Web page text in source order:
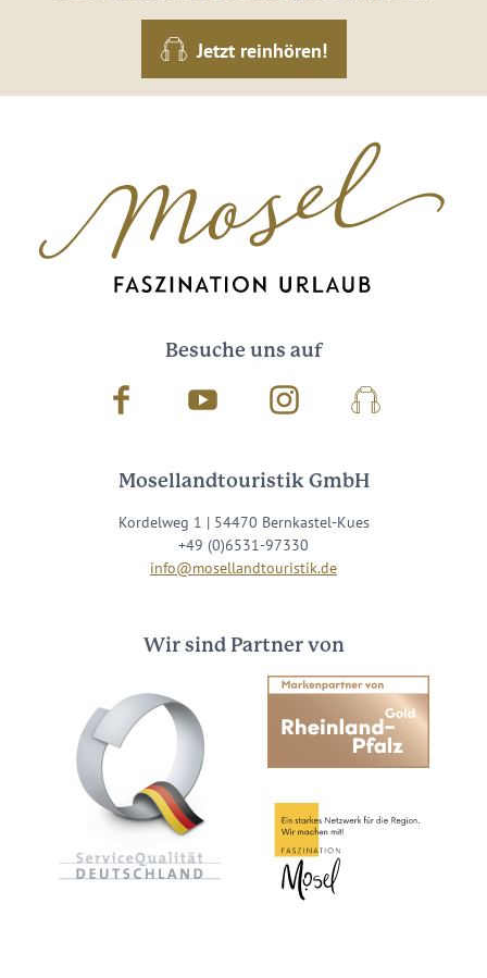
Jetzt reinhören!
Besuche uns auf
Facebook Youtube InstagramPodcast
Mosellandtouristik GmbH
Kordelweg 1 | 54470 Bernkastel-Kues
+49 (0)6531-97330
info@mosellandtouristik.de
Wir sind Partner von